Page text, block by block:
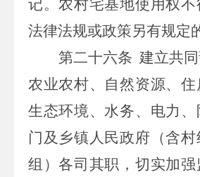
记。农村宅基地使用权
法律法规或政策另有规定
第二十六条 建立共
农业农村、自然资源、住
生态环境、水务、电力
门及乡镇人民政府（含
组）各司其职，切实加